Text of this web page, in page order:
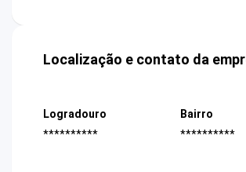
Localização e contato da
Logradouro
**********
Bairro
**********